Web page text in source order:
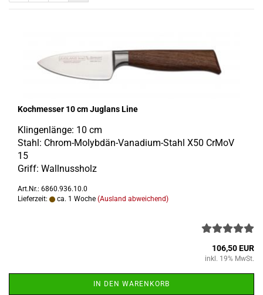
Koch­mes­ser 10 cm Jug­lans Line
Klin­gen­län­ge: 10 cm
Stahl: Chrom-​Molybdän-Vanadium-Stahl X50 CrMoV
15
Griff: Wall­nuss­holz
Art.Nr.: 6860.936.10.0
Lieferzeit:
ca. 1 Woche (Ausland abweichend)
106,50 EUR
inkl. 19% MwSt.
IN DEN WARENKORB